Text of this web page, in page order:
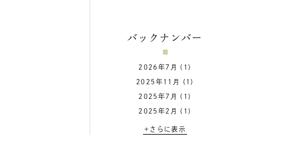
バックナンバー
2026年7月 (1)
2025年11月 (1)
2025年7月 (1)
2025年2月 (1)
+さらに表示